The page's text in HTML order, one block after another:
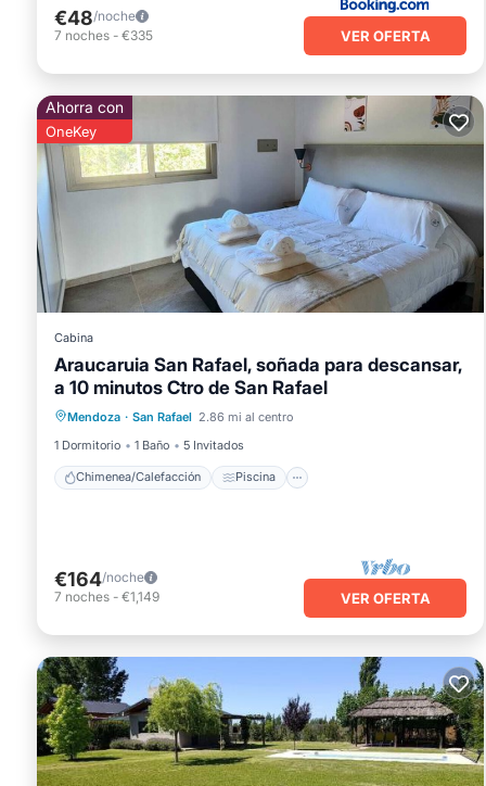
€48/noche
7 noches - €335 VER OFERTA
Ahorra con
OneKey
Cabina
Araucaruia San Rafael, soñada para descansar,
a 10 minutos Ctro de San Rafael
Mendoza · San Rafael 2.86 mi al centro
1 Dormitorio
1 Baño 5 Invitados
Chimenea/Calefacción Piscina
Chimenea/Calefacción
Piscina
Cocina
Aire acondicionado
€164/noche
7 noches - €1,149 VER OFERTA